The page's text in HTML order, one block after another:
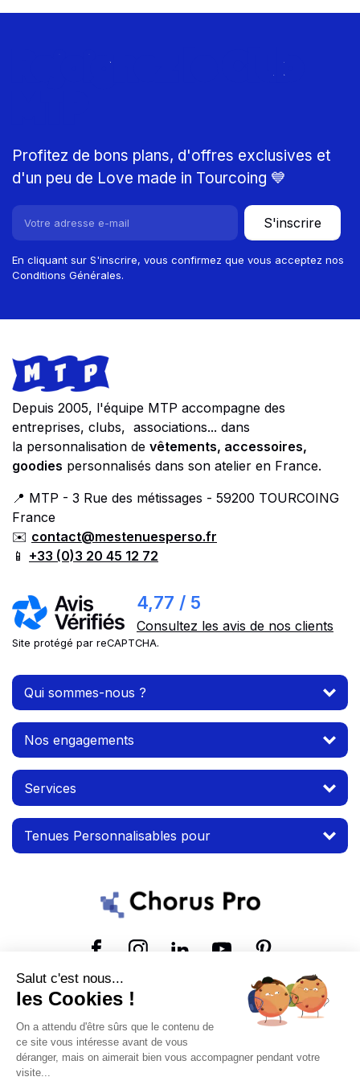
Rejoignez le Club
Profitez de bons plans, d'offres exclusives et
d'un peu de Love made in Tourcoing 💙
S'inscrire
En cliquant sur S'inscrire, vous confirmez que vous acceptez nos
Conditions Générales.
Footer
Store information
Depuis 2005, l'équipe MTP accompagne des
entreprises, clubs, associations... dans
la personnalisation de vêtements, accessoires,
goodies personnalisés dans son atelier en France.
📍 MTP - 3 Rue des métissages - 59200 TOURCOING
France
✉️ contact@mestenuesperso.fr
📱 +33 (0)3 20 45 12 72
4,77 / 5
Consultez les avis de nos clients
Site protégé par reCAPTCHA.
Qui sommes-nous ?
Nos engagements
Services
Tenues Personnalisables pour
© 2026 MTP. Tous droits réservés.
Conditions d'utilisation Mentions légales
Salut c'est nous...
les Cookies !
On a attendu d'être sûrs que le contenu de
ce site vous intéresse avant de vous
déranger, mais on aimerait bien vous accompagner pendant votre
visite...